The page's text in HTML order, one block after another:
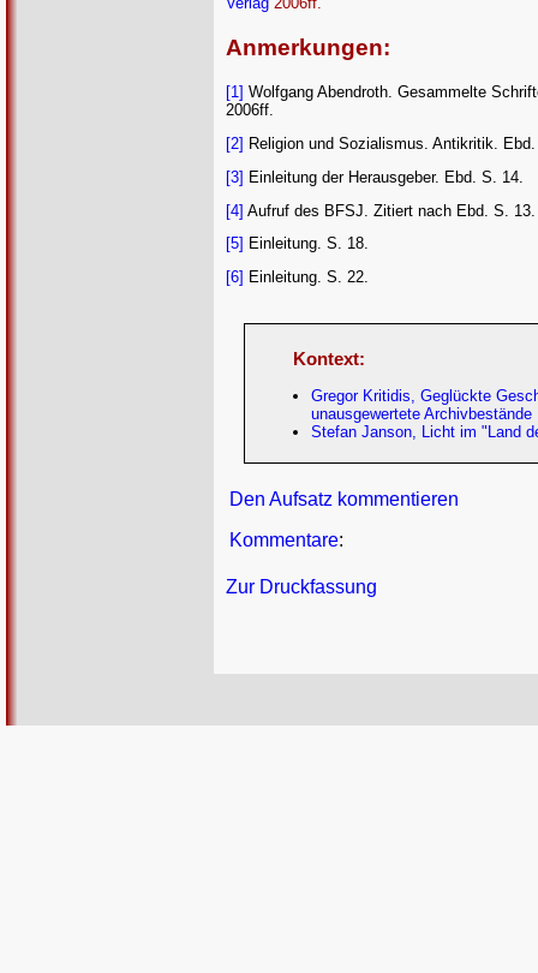
Anmerkungen:
[1] Wolfgang Abendroth. Gesammelte
2006ff.
[2] Religion und Sozialismus. Antikritik.
[3] Einleitung der Herausgeber. Ebd. S. 14.
[4] Aufruf des BFSJ. Zitiert nach Ebd. S. 13.
[5] Einleitung. S. 18.
[6] Einleitung. S. 22.
Kontext:
Gregor Kritidis, Geglückte
unausgewertete Archivbestände
Stefan Janson, Licht im "Land
Den Aufsatz kommentieren
Kommentare:
Zur Druckfassung